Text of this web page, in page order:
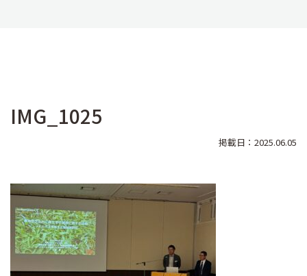
IMG_1025
掲載日：2025.06.05